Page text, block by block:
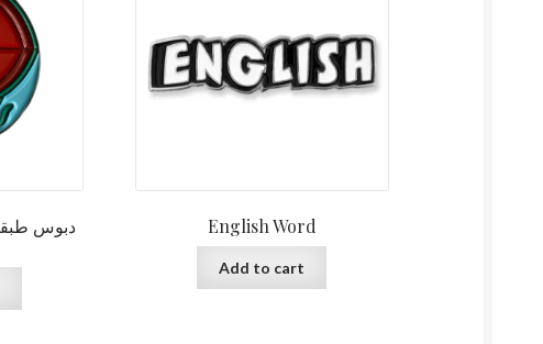
English Word
Add to cart